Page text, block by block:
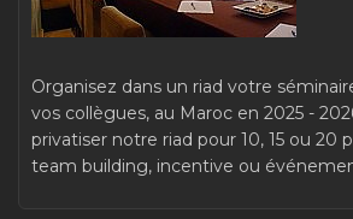
Organisez dans un riad votre
vos collègues, au Maroc en 2025 -
privatiser notre riad pour 10, 15 ou 20
team building, incentive ou